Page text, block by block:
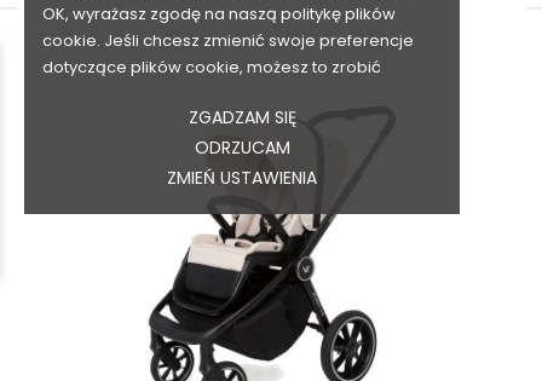
OK, wyrażasz zgodę na naszą politykę plików
cookie. Jeśli chcesz zmienić swoje preferencje
dotyczące plików cookie, możesz to zrobić
ZGADZAM SIĘ
ODRZUCAM
ZMIEŃ USTAWIENIA